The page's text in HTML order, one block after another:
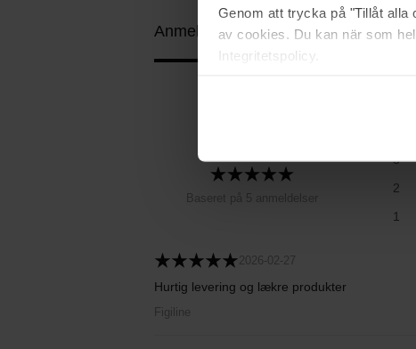
Genom att trycka på "Tillåt alla
av cookies. Du kan när som
Integritetspolicy.
Anmeldelser (5)Spørgsmål og svar
Baseret på 5 anmeldelser
3
2
1
2026-02-27
Hurtig levering og lækre produkter
Figiline